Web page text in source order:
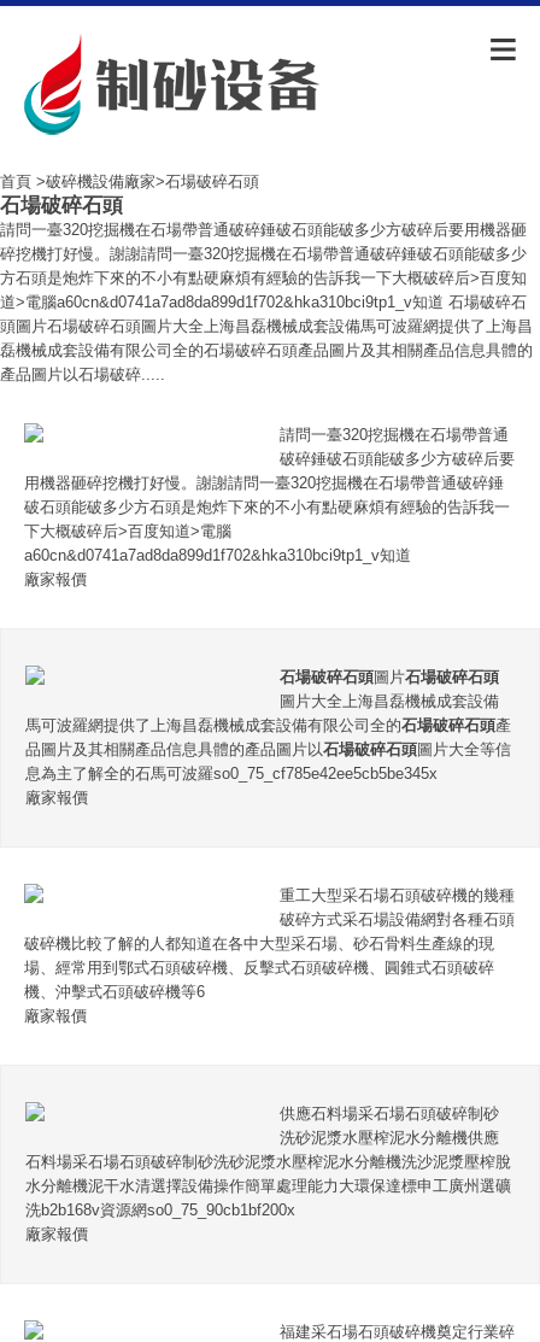
首頁 >破碎機設備廠家>石場破碎石頭
石場破碎石頭
請問一臺320挖掘機在石場帶普通破碎錘破石頭能破多少方破碎后要用機器砸
碎挖機打好慢。謝謝請問一臺320挖掘機在石場帶普通破碎錘破石頭能破多少
方石頭是炮炸下來的不小有點硬麻煩有經驗的告訴我一下大概破碎后>百度知
道>電腦a60cn&d0741a7ad8da899d1f702&hka310bci9tp1_v知道 石場破碎石
頭圖片石場破碎石頭圖片大全上海昌磊機械成套設備馬可波羅網提供了上海昌
磊機械成套設備有限公司全的石場破碎石頭產品圖片及其相關產品信息具體的
產品圖片以石場破碎.....
請問一臺320挖掘機在石場帶普通
破碎錘破石頭能破多少方破碎后要
用機器砸碎挖機打好慢。謝謝請問一臺320挖掘機在石場帶普通破碎錘
破石頭能破多少方石頭是炮炸下來的不小有點硬麻煩有經驗的告訴我一
下大概破碎后>百度知道>電腦
a60cn&d0741a7ad8da899d1f702&hka310bci9tp1_v知道
廠家報價
石場破碎石頭圖片石場破碎石頭
圖片大全上海昌磊機械成套設備
馬可波羅網提供了上海昌磊機械成套設備有限公司全的石場破碎石頭產
品圖片及其相關產品信息具體的產品圖片以石場破碎石頭圖片大全等信
息為主了解全的石馬可波羅so0_75_cf785e42ee5cb5be345x
廠家報價
重工大型采石場石頭破碎機的幾種
破碎方式采石場設備網對各種石頭
破碎機比較了解的人都知道在各中大型采石場、砂石骨料生產線的現
場、經常用到鄂式石頭破碎機、反擊式石頭破碎機、圓錐式石頭破碎
機、沖擊式石頭破碎機等6
廠家報價
供應石料場采石場石頭破碎制砂
洗砂泥漿水壓榨泥水分離機供應
石料場采石場石頭破碎制砂洗砂泥漿水壓榨泥水分離機洗沙泥漿壓榨脫
水分離機泥干水清選擇設備操作簡單處理能力大環保達標申工廣州選礦
洗b2b168v資源網so0_75_90cb1bf200x
廠家報價
福建采石場石頭破碎機奠定行業碎